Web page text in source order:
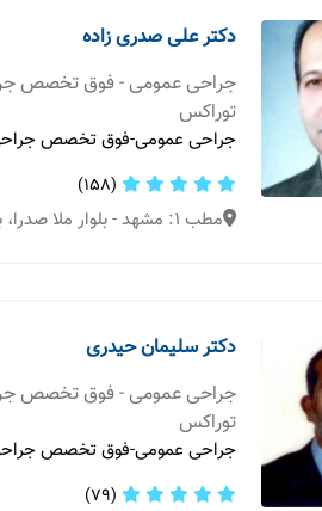
دکتر علی صدری زاده
جراحی عمومی - فوق تخصص
توراکس
جراحی عمومی-فوق تخصص
(158)
مطب 1: مشهد - بلوار ملا صدرا، بلوار بعثت، پلاک 10
دکتر سلیمان حیدری
جراحی عمومی - فوق تخصص
توراکس
جراحی عمومی-فوق تخصص
(79)